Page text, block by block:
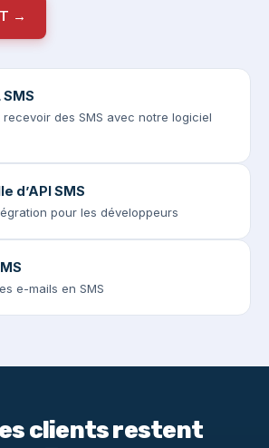
→
SMS
recevoir des SMS avec notre logiciel
d’API SMS
pour les développeurs
e-mails en SMS
clients restent